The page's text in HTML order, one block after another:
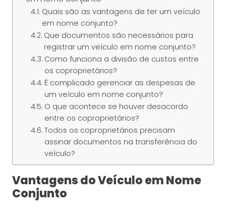
Quais são as vantagens de ter um veículo
em nome conjunto?
Que documentos são necessários para
registrar um veículo em nome conjunto?
Como funciona a divisão de custos entre
os coproprietários?
É complicado gerenciar as despesas de
um veículo em nome conjunto?
O que acontece se houver desacordo
entre os coproprietários?
Todos os coproprietários precisam
assinar documentos na transferência do
veículo?
Vantagens do Veículo em Nome
Conjunto